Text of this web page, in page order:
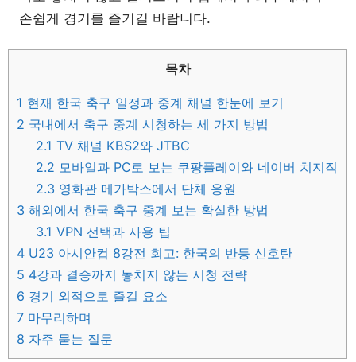
손쉽게 경기를 즐기길 바랍니다.
목차
1 현재 한국 축구 일정과 중계 채널 한눈에 보기
2 국내에서 축구 중계 시청하는 세 가지 방법
2.1 TV 채널 KBS2와 JTBC
2.2 모바일과 PC로 보는 쿠팡플레이와 네이버 치지직
2.3 영화관 메가박스에서 단체 응원
3 해외에서 한국 축구 중계 보는 확실한 방법
3.1 VPN 선택과 사용 팁
4 U23 아시안컵 8강전 회고: 한국의 반등 신호탄
5 4강과 결승까지 놓치지 않는 시청 전략
6 경기 외적으로 즐길 요소
7 마무리하며
8 자주 묻는 질문